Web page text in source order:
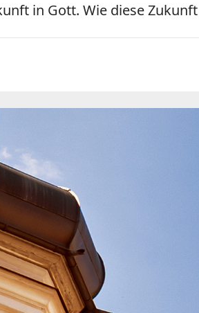
in Gott. Wie diese